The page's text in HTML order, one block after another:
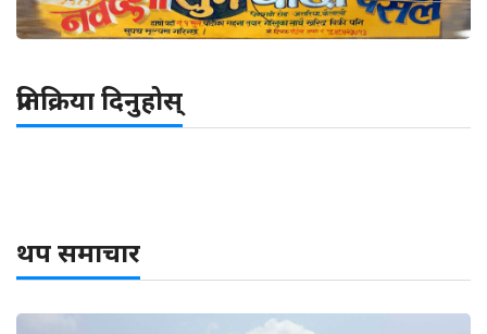
प्रतिक्रिया दिनुहोस्
थप समाचार